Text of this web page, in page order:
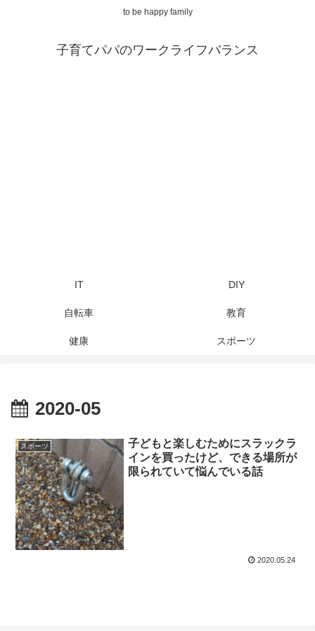
to be happy family
子育てパパのワークライフバランス
IT DIY
自転車 教育
健康 スポーツ
2020-05
スポーツ
子どもと楽しむためにスラックラ
インを買ったけど、できる場所が
限られていて悩んでいる話
2020.05.24